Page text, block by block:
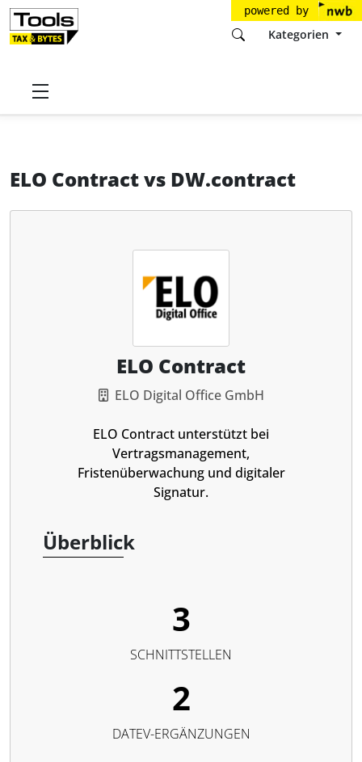
powered by
Kategorien
Startseite
ELO Contractvs DW.contract
ELO Contract
ELO Digital Office GmbH
ELO Contract unterstützt bei
Vertragsmanagement,
Fristenüberwachung und digitaler
Signatur.
Überblick
3
SCHNITTSTELLEN
2
DATEV-ERGÄNZUNGEN